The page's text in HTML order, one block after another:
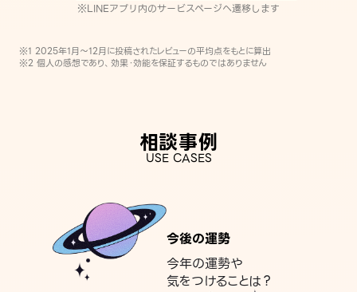
※LINEアプリ内のサービスページへ遷移します
※1 2025年1月〜12月に投稿されたレビューの平均点をもとに算出
※2 個人の感想であり、効果・効能を保証するものではありません
相談事例
USE CASES
今後の運勢
今年の運勢や
気をつけることは？